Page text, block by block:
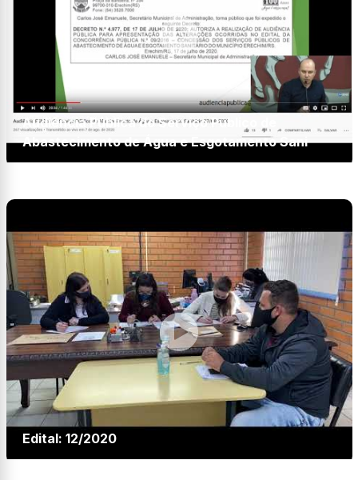
Audiência Pública do Serviço Público de
Abastecimento de Água e Esgotamento Sani
Edital: 12/2020